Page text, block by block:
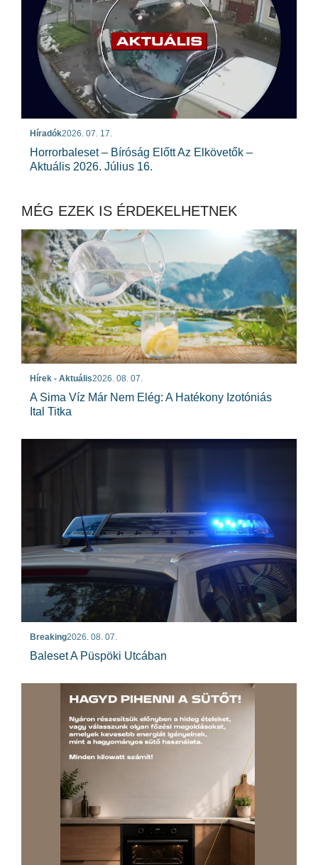
Híradók2026. 07. 17.
Horrorbaleset – Bíróság Előtt Az Elkövetők –
Aktuális 2026. Július 16.
MÉG EZEK IS ÉRDEKELHETNEK
Hírek - Aktuális2026. 08. 07.
A Sima Víz Már Nem Elég: A Hatékony Izotóniás
Ital Titka
Breaking2026. 08. 07.
Baleset A Püspöki Utcában